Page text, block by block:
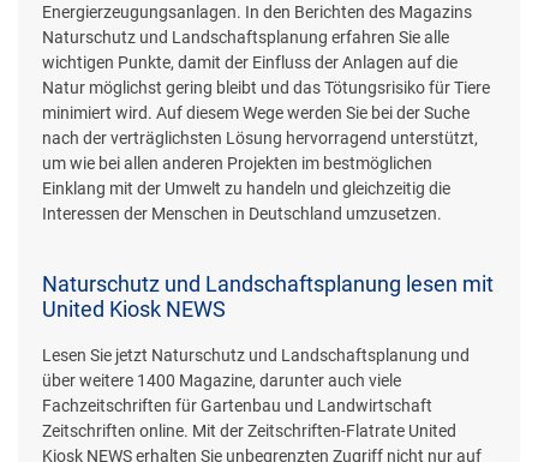
Energierzeugungsanlagen. In den Berichten des Magazins
Naturschutz und Landschaftsplanung erfahren Sie alle
wichtigen Punkte, damit der Einfluss der Anlagen auf die
Natur möglichst gering bleibt und das Tötungsrisiko für Tiere
minimiert wird. Auf diesem Wege werden Sie bei der Suche
nach der verträglichsten Lösung hervorragend unterstützt,
um wie bei allen anderen Projekten im bestmöglichen
Einklang mit der Umwelt zu handeln und gleichzeitig die
Interessen der Menschen in Deutschland umzusetzen.
Naturschutz und Landschaftsplanung lesen mit
United Kiosk NEWS
Lesen Sie jetzt Naturschutz und Landschaftsplanung und
über weitere 1400 Magazine, darunter auch viele
Fachzeitschriften für Gartenbau und Landwirtschaft
Zeitschriften online. Mit der Zeitschriften-Flatrate United
Kiosk NEWS erhalten Sie unbegrenzten Zugriff nicht nur auf